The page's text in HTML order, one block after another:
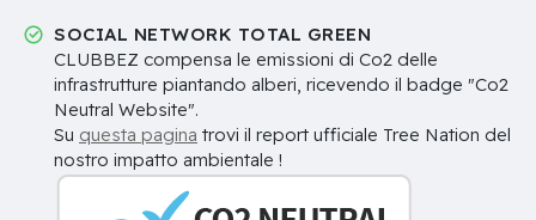
SOCIAL NETWORK TOTAL GREEN
CLUBBEZ compensa le emissioni di Co2 delle
infrastrutture piantando alberi, ricevendo il badge "Co2
Neutral Website".
Su questa pagina trovi il report ufficiale Tree Nation del
nostro impatto ambientale !